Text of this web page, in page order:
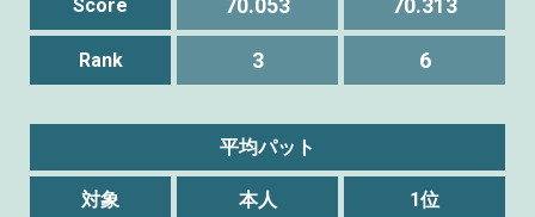
Score 70.053 70.313
Rank 3 6
平均パット
対象 本人 1位